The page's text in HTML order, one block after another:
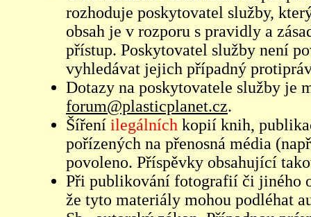
rozhoduje poskytovatel služby,
obsah je v rozporu s pravidly a
přístup. Poskytovatel služby není
vyhledávat jejich případný
Dotazy na poskytovatele služby je
forum@plasticplanet.cz.
Šíření ilegálních kopií knih,
pořízených na přenosná média
povoleno. Příspěvky obsahující
Při publikování fotografií či jiného
že tyto materiály mohou podléhat